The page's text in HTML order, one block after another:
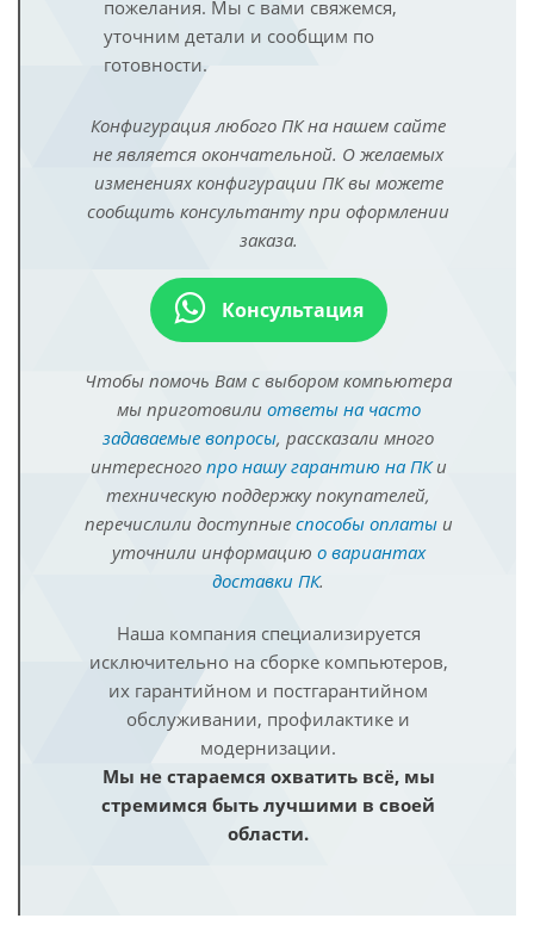
пожелания. Мы с вами свяжемся,
уточним детали и сообщим по
готовности.
Конфигурация любого ПК на нашем сайте
не является окончательной. О желаемых
изменениях конфигурации ПК вы можете
сообщить консультанту при оформлении
заказа.
Консультация
Чтобы помочь Вам с выбором компьютера
мы приготовили ответы на часто
задаваемые вопросы, рассказали много
интересного про нашу гарантию на ПКи
техническую поддержку покупателей,
перечислили доступные способы оплатыи
уточнили информацию о вариантах
доставки ПК.
Наша компания специализируется
исключительно на сборке компьютеров,
их гарантийном и постгарантийном
обслуживании, профилактике и
модернизации.
Мы не стараемся охватить всё, мы
стремимся быть лучшими в своей
области.